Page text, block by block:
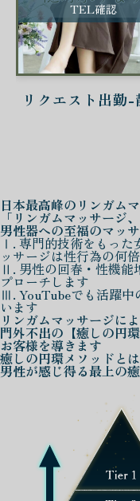
TEL確認
リクエスト出勤-
日本最高峰の リンガム
「リンガムマッサージ
男性器への至福のマッ
Ⅰ. 専門的技術をもった
ッサージは性行為の何
Ⅱ. 男性の回春・性機能
プローチします
Ⅲ. YouTubeでも活躍中
います
リンガムマッサージに
門外不出の 【癒しの円
お客様を導きます
癒しの円環メソッド と
男性が感じ得る最上の